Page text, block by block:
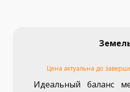
Цена актуальна до
Идеальный баланс